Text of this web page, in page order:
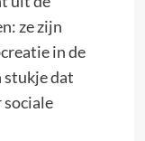
ze zijn
in de
stukje dat
sociale